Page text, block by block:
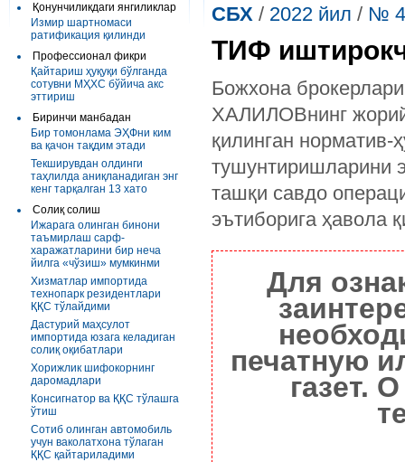
Қонунчиликдаги янгиликлар
Измир шартномаси
ратификация қилинди
Профессионал фикри
Қайтариш ҳуқуқи бўлганда
сотувни МҲХС бўйича акс
эттириш
Биринчи манбадан
Бир томонлама ЭҲФни ким
ва қачон тақдим этади
Текширувдан олдинги
таҳлилда аниқланадиган энг
кенг тарқалган 13 хато
Солиқ солиш
Ижарага олинган бинони
таъмирлаш сарф-
харажатларини бир неча
йилга «чўзиш» мумкинми
Хизматлар импортида
технопарк резидентлари
ҚҚС тўлайдими
Дастурий маҳсулот
импортида юзага келадиган
солиқ оқибатлари
Хорижлик шифокорнинг
даромадлари
Консигнатор ва ҚҚС тўлашга
ўтиш
Сотиб олинган автомобиль
учун ваколатхона тўлаган
ҚҚС қайтариладими
СБХ / 2022 йил / №
ТИФ
Божхона
ХАЛИЛОВнинг жорий
қилинган норматив-
тушунтиришларини
ташқи савдо
эътиборига ҳавола
Для
печатную
газет.